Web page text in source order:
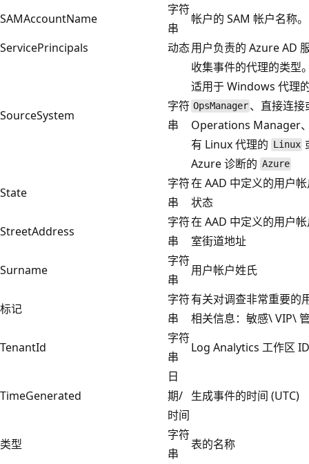
SAMAccountName
字符
串
帐户的 SAM 帐户名称。
ServicePrincipals
动态用户负责的 Azure AD
SourceSystem
字符
串
收集事件的代理的类型
适用于 Windows 代理
OpsManager 、直接连接
Operations Manager
有 Linux 代理的 Linux
Azure 诊断的 Azure
State
字符
串
在 AAD 中定义的用户
状态
StreetAddress
字符
串
在 AAD 中定义的用户
室街道地址
Surname
字符
串
用户帐户姓氏
标记
字符
串
有关对调查非常重要的
相关信息：敏感\ VIP\
TenantId
字符
串
Log Analytics 工作区 ID
TimeGenerated
日
期/
时间
生成事件的时间 (UTC)
类型
字符
串
表的名称